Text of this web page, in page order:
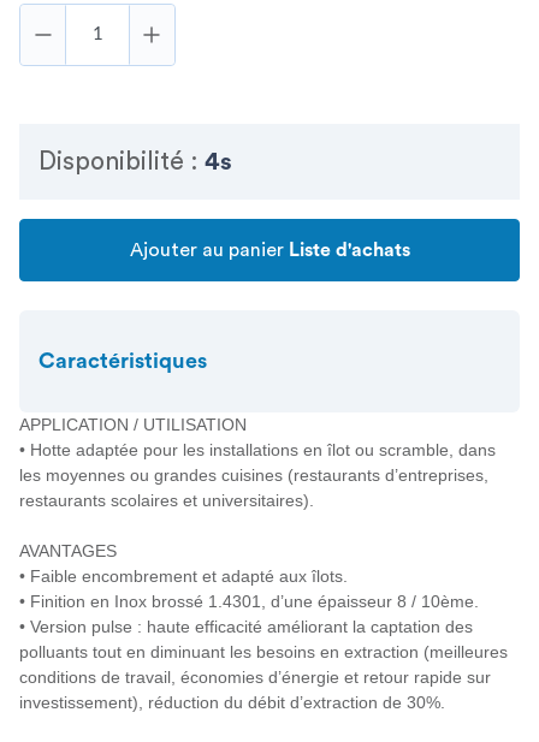
Disponibilité : 4s
Ajouter au panierListe d'achats
Caractéristiques
APPLICATION / UTILISATION
• Hotte adaptée pour les installations en îlot ou scramble, dans
les moyennes ou grandes cuisines (restaurants d’entreprises,
restaurants scolaires et universitaires).
AVANTAGES
• Faible encombrement et adapté aux îlots.
• Finition en Inox brossé 1.4301, d’une épaisseur 8 / 10ème.
• Version pulse : haute efficacité améliorant la captation des
polluants tout en diminuant les besoins en extraction (meilleures
conditions de travail, économies d’énergie et retour rapide sur
investissement), réduction du débit d’extraction de 30%.